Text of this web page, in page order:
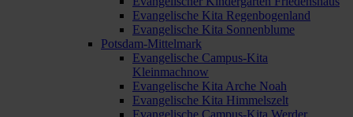
Evangelische Kita Regenbogenland
Evangelische Kita Sonnenblume
Potsdam-Mittelmark
Evangelische Campus-Kita
Kleinmachnow
Evangelische Kita Arche Noah
Evangelische Kita Himmelszelt
Evangelische Campus-Kita Werder